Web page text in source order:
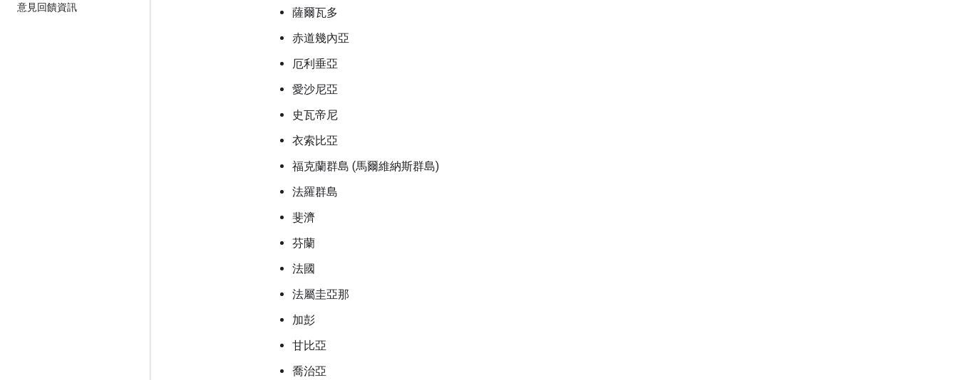
意見回饋資訊
薩爾瓦多
赤道幾內亞
厄利垂亞
愛沙尼亞
史瓦帝尼
衣索比亞
福克蘭群島 (馬爾維納斯群島)
法羅群島
斐濟
芬蘭
法國
法屬圭亞那
加彭
甘比亞
喬治亞